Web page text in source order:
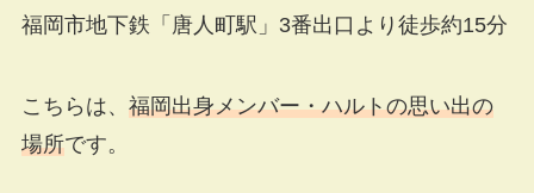
福岡市地下鉄「唐人町駅」3番出口より徒歩約15分
こちらは、 福岡出身メンバー・ハルトの思い出の
場所です。